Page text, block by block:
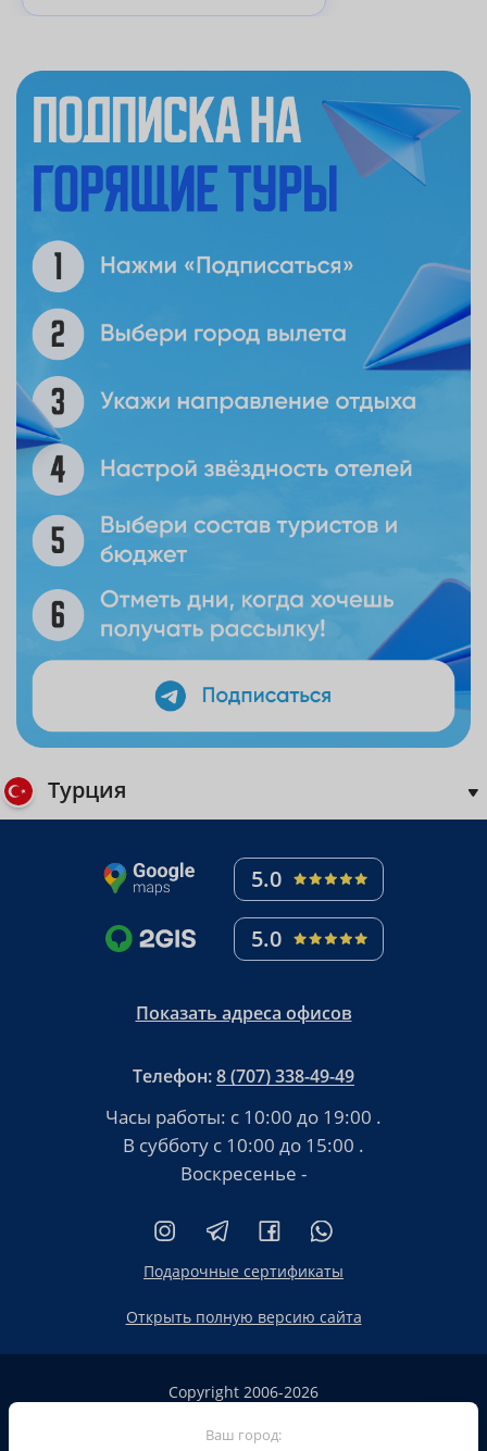
Турция
5.0
5.0
Показать адреса офисов
Телефон:8 (707) 338-49-49
Часы работы: с 10:00 до 19:00 .
В субботу с 10:00 до 15:00 .
Воскресенье -
Подарочные сертификаты
Открыть полную версию сайта
Copyright 2006-2026
Сайт не является публичной офертой
Ваш город: